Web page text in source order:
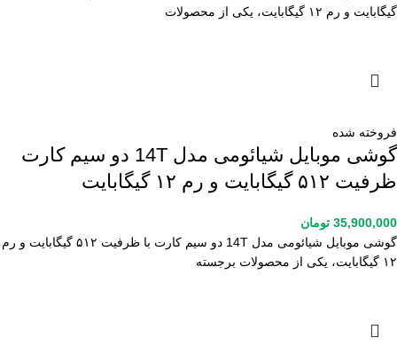
گیگابایت و رم ۱۲ گیگابایت، یکی از محصولات
فروخته شده
گوشی موبایل شیائومی مدل 14T دو سیم کارت
ظرفیت ۵۱۲ گیگابایت و رم ۱۲ گیگابایت
35,900,000 تومان
گوشی موبایل شیائومی مدل 14T دو سیم کارت با ظرفیت ۵۱۲ گیگابایت و رم
۱۲ گیگابایت، یکی از محصولات برجسته